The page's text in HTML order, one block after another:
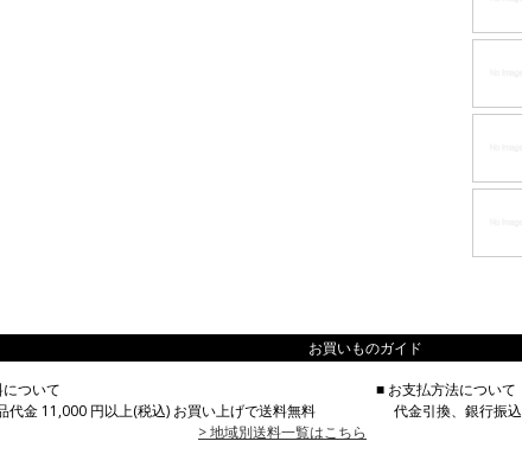
お買いものガイド
ついて
代金 11,000 円以上(税込) お買い上げで送料無料
> 地域別送料一覧はこちら
■ お支払方法について
代金引換、銀行振込